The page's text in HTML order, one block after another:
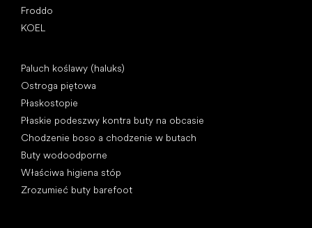
Froddo
KOEL
Paluch koślawy (haluks)
Ostroga piętowa
Płaskostopie
Płaskie podeszwy kontra buty na obcasie
Chodzenie boso a chodzenie w butach
Buty wodoodporne
Właściwa higiena stóp
Zrozumieć buty barefoot